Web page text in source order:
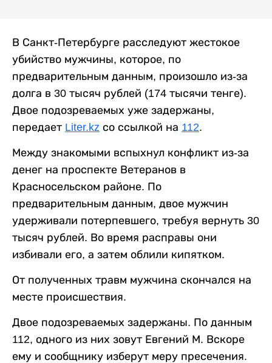
В Санкт-Петербурге расследуют жестокое
убийство мужчины, которое, по
предварительным данным, произошло из-за
долга в 30 тысяч рублей (174 тысячи тенге).
Двое подозреваемых уже задержаны,
передает Liter.kz со ссылкой на 112.
Между знакомыми вспыхнул конфликт из-за
денег на проспекте Ветеранов в
Красносельском районе. По
предварительным данным, двое мужчин
удерживали потерпевшего, требуя вернуть 30
тысяч рублей. Во время расправы они
избивали его, а затем облили кипятком.
От полученных травм мужчина скончался на
месте происшествия.
Двое подозреваемых задержаны. По данным
112, одного из них зовут Евгений М. Вскоре
ему и сообщнику изберут меру пресечения.